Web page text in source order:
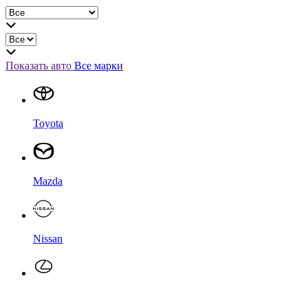
Показать авто Все марки
Toyota
Mazda
Nissan